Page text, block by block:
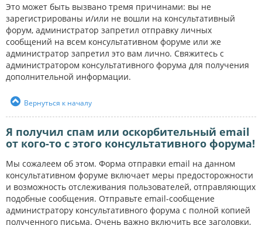
Это может быть вызвано тремя причинами: вы не
зарегистрированы и/или не вошли на консультативный
форум, администратор запретил отправку личных
сообщений на всем консультативном форуме или же
администратор запретил это вам лично. Свяжитесь с
администратором консультативного форума для получения
дополнительной информации.
Вернуться к началу
Я получил спам или оскорбительный email
от кого-то с этого консультативного форума!
Мы сожалеем об этом. Форма отправки email на данном
консультативном форуме включает меры предосторожности
и возможность отслеживания пользователей, отправляющих
подобные сообщения. Отправьте email-сообщение
администратору консультативного форума с полной копией
полученного письма. Очень важно включить все заголовки,